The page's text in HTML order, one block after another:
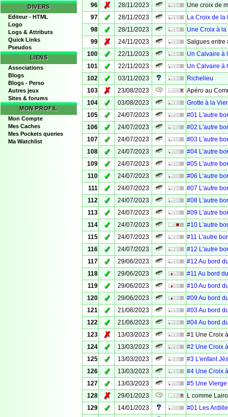
DIVERS
Editeur - HTML
Logo
Logs & Attributs
Quick Links
Pseudos
LIENS
Associations
Blogs
Blogs - Perso
Autres jeux
Sites & forums
MON PROFIL
Mon Compte
Mes Caches
Mes Pockets queries
Ma Watchlist
96
✗ 28/11/2023
Une croix de
97
✓ 28/11/2023
La Croix de la
98
✓ 28/11/2023
Une Croix à
99
✗ 24/11/2023
Salgues entre
100
✓ 22/11/2023
Un Calvaire à
101
✓ 22/11/2023
Un Calvaire à
102
✓ 03/11/2023
Richelieu
103
✗ 23/08/2023
Apéro au
104
✓ 03/08/2023
Grotte à la
105
✓ 24/07/2023
#01 L'autre
106
✓ 24/07/2023
#02 L'autre
107
✓ 24/07/2023
#03 L'autre
108
✓ 24/07/2023
#04 L'autre
109
✓ 24/07/2023
#05 L'autre
110
✓ 24/07/2023
#06 L'autre
111
✓ 24/07/2023
#07 L'autre
112
✓ 24/07/2023
#08 L'autre
113
✓ 24/07/2023
#09 L'autre
114
✓ 24/07/2023
#10 L'autre
115
✓ 24/07/2023
#11 L'autre
116
✓ 24/07/2023
#12 L'autre
117
✓ 29/06/2023
#12 Au bord
118
✓ 29/06/2023
#11 Au bord
119
✓ 29/06/2023
#10 Au bord
120
✓ 29/06/2023
#09 Au bord
121
✓ 21/06/2023
#03 Au bord
122
✓ 21/06/2023
#04 Au bord
123
✗ 13/03/2023
#1 Une Croix
124
✓ 13/03/2023
#2 Une Croix
125
✓ 13/03/2023
#3 L'enfant
126
✓ 13/03/2023
#4 Une Croix
127
✓ 13/03/2023
#5 Une
128
✗ 29/01/2023
L comme
129
✓ 14/01/2023
#01 Les